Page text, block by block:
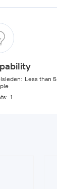
: Less than 5
: 1